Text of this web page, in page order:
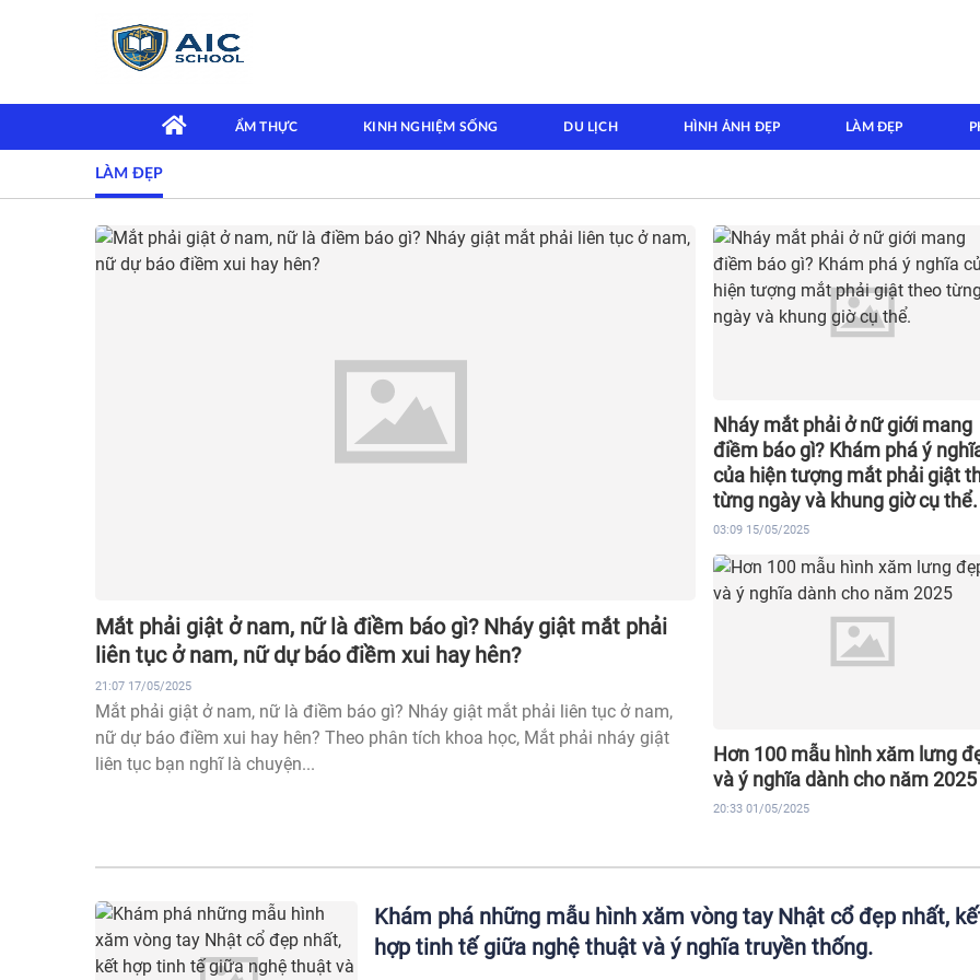
ẨM THỰC KINH NGHIỆM SỐNG DU LỊCH HÌNH ẢNH ĐẸP LÀM ĐẸP
LÀM ĐẸP
Mắt phải giật ở nam, nữ là điềm báo gì? Nháy giật mắt phải
liên tục ở nam, nữ dự báo điềm xui hay hên?
21:07 17/05/2025
Mắt phải giật ở nam, nữ là điềm báo gì? Nháy giật mắt phải liên tục ở nam,
nữ dự báo điềm xui hay hên? Theo phân tích khoa học, Mắt phải nháy giật
liên tục bạn nghĩ là chuyện...
Nháy mắt phải ở nữ giới mang
điềm báo gì? Khám phá ý
của hiện tượng mắt phải giật
từng ngày và khung giờ cụ thể.
03:09 15/05/2025
Hơn 100 mẫu hình xăm lưng
và ý nghĩa dành cho năm 2025
20:33 01/05/2025
Khám phá những mẫu hình xăm vòng tay Nhật cổ đẹp nhất,
hợp tinh tế giữa nghệ thuật và ý nghĩa truyền thống.